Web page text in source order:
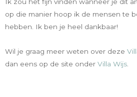
Ik zou het fijn vinden wanneer je dit
op die manier hoop ik de mensen te
hebben. Ik ben je heel dankbaar!
Wil je graag meer weten over deze
dan eens op de site onder Villa Wijs.